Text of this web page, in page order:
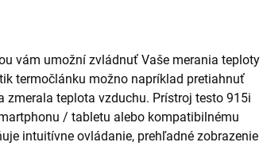
vám umožní zvládnuť Vaše merania teploty
termočlánku možno napríklad pretiahnuť
zmerala teplota vzduchu. Prístroj testo 915i
/ tabletu alebo kompatibilnému
intuitívne ovládanie, prehľadné zobrazenie